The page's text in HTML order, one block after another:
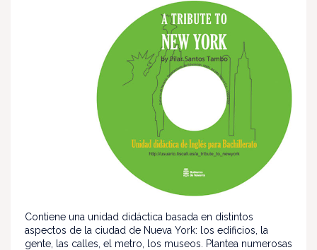
Contiene una unidad didáctica basada en distintos
aspectos de la ciudad de Nueva York: los edificios, la
gente, las calles, el metro, los museos. Plantea numerosas